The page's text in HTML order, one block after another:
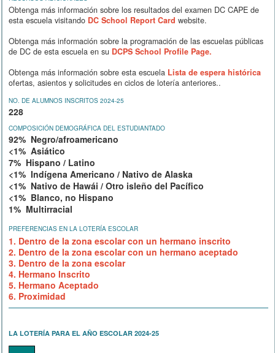
Obtenga más información sobre los resultados del examen DC CAPE de
esta escuela visitando DC School Report Card website.
Obtenga más información sobre la programación de las escuelas públicas
de DC de esta escuela en su DCPS School Profile Page.
Obtenga más información sobre esta escuela Lista de espera histórica
ofertas, asientos y solicitudes en ciclos de lotería anteriores..
NO. DE ALUMNOS INSCRITOS 2024-25
228
COMPOSICIÓN DEMOGRÁFICA DEL ESTUDIANTADO
92% Negro/afroamericano
<1% Asiático
7% Hispano / Latino
<1% Indígena Americano / Nativo de Alaska
<1% Nativo de Hawái / Otro isleño del Pacífico
<1% Blanco, no Hispano
1% Multirracial
PREFERENCIAS EN LA LOTERÍA ESCOLAR
1. Dentro de la zona escolar con un hermano inscrito
2. Dentro de la zona escolar con un hermano aceptado
3. Dentro de la zona escolar
4. Hermano Inscrito
5. Hermano Aceptado
6. Proximidad
LA LOTERÍA PARA EL AÑO ESCOLAR 2024-25